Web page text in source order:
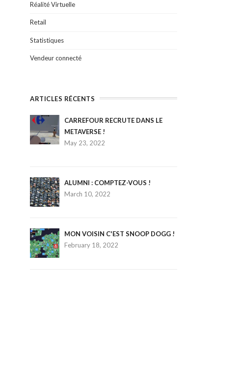
Réalité Virtuelle
Retail
Statistiques
Vendeur connecté
ARTICLES RÉCENTS
CARREFOUR RECRUTE DANS LE
METAVERSE !
May 23, 2022
ALUMNI : COMPTEZ-VOUS !
March 10, 2022
MON VOISIN C'EST SNOOP DOGG !
February 18, 2022